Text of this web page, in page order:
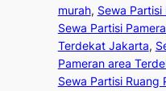
murah, Sewa
Sewa Partisi
Terdekat Jakarta,
Pameran area
Sewa Partisi Ruang